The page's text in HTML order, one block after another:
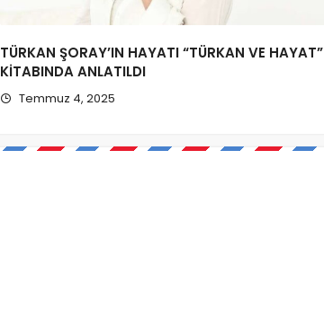
TÜRKAN ŞORAY’IN HAYATI “TÜRKAN VE HAYAT”
KİTABINDA ANLATILDI
Temmuz 4, 2025